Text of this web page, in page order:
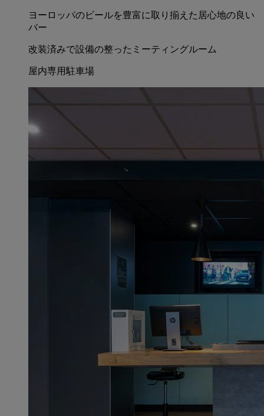
ヨーロッパのビールを豊富に取り揃えた居心地の良い
バー
改装済みで設備の整ったミーティングルーム
屋内専用駐車場